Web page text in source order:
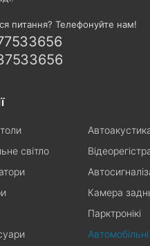
питання? Телефонуйте нам!
світло
Камера
Парктронікі